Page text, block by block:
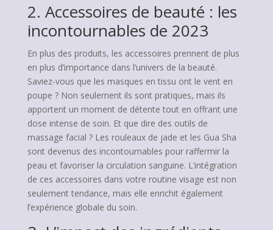
2. Accessoires de beauté : les
incontournables de 2023
En plus des produits, les accessoires prennent de plus
en plus d’importance dans l’univers de la beauté.
Saviez-vous que les masques en tissu ont le vent en
poupe ? Non seulement ils sont pratiques, mais ils
apportent un moment de détente tout en offrant une
dose intense de soin. Et que dire des outils de
massage facial ? Les rouleaux de jade et les Gua Sha
sont devenus des incontournables pour raffermir la
peau et favoriser la circulation sanguine. L’intégration
de ces accessoires dans votre routine visage est non
seulement tendance, mais elle enrichit également
l’expérience globale du soin.